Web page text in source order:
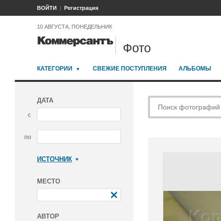
ВОЙТИ Регистрация
10 АВГУСТА, ПОНЕДЕЛЬНИК
Фото
КАТЕГОРИИ СВЕЖИЕ ПОСТУПЛЕНИЯ АЛЬБОМЫ
ДАТА
с
по
ИСТОЧНИК
МЕСТО
АВТОР